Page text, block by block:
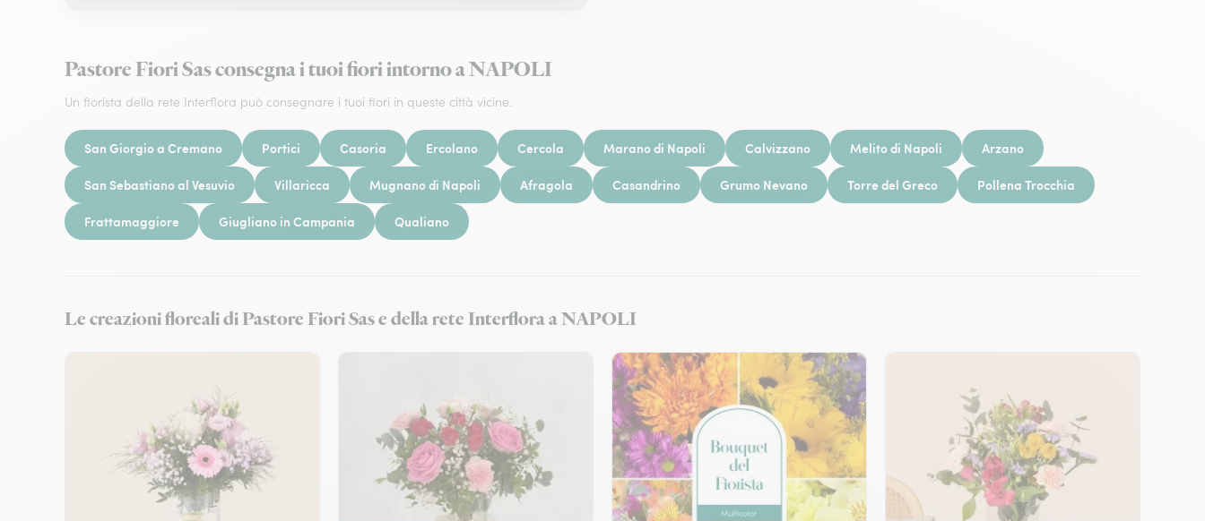
Pastore Fiori Sas consegna i tuoi fiori intorno a NAPOLI
Un fiorista della rete Interflora può consegnare i tuoi fiori in queste città vicine.
San Giorgio a Cremano Portici Casoria Ercolano Cercola Marano di Napoli Calvizzano Melito di Napoli Arzano
San Sebastiano al Vesuvio Villaricca Mugnano di Napoli Afragola Casandrino Grumo Nevano Torre del Greco Pollena Trocchia
Frattamaggiore Giugliano in Campania Qualiano
Le creazioni floreali di Pastore Fiori Sas e della rete Interflora a NAPOLI